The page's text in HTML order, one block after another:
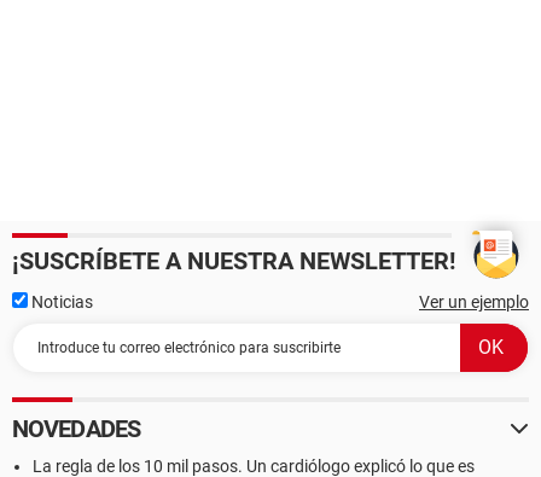
¡SUSCRÍBETE A NUESTRA NEWSLETTER!
Noticias Ver un ejemplo
NOVEDADES
La regla de los 10 mil pasos. Un cardiólogo explicó lo que es